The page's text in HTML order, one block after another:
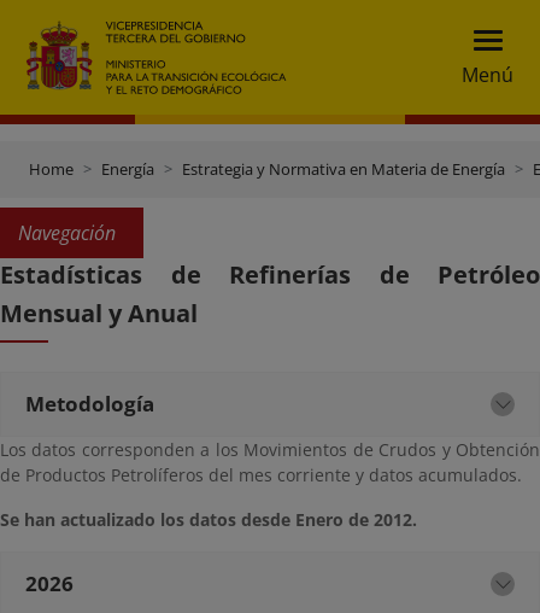
Menú
Home Energía Estrategia y Normativa en Materia de Energía
Navegación
Estadísticas de Refinerías de Petróleo
Mensual y Anual
Metodología
Los datos corresponden a los Movimientos de Crudos y Obtención
de Productos Petrolíferos del mes corriente y datos acumulados.
Se han actualizado los datos desde Enero de 2012.
2026